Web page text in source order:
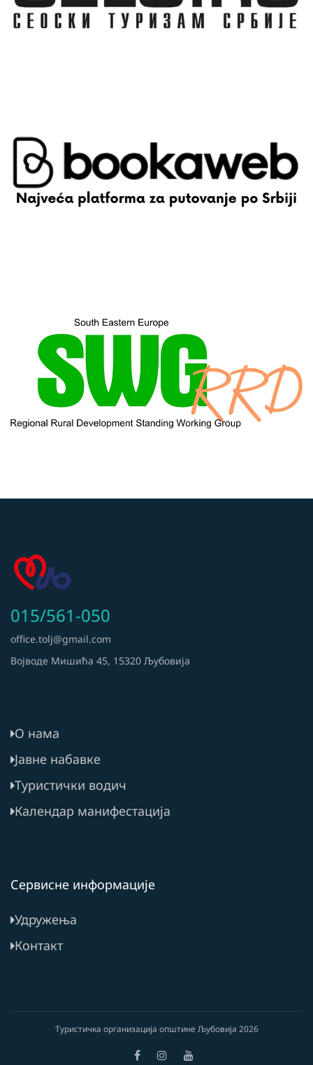
015/561-050
office.tolj@gmail.com
Војводе Мишића 45, 15320 Љубовија
О нама
Јавне набавке
Туристички водич
Календар манифестација
Сервисне информације
Удружења
Контакт
Туристичка организација општине Љубовија 2026